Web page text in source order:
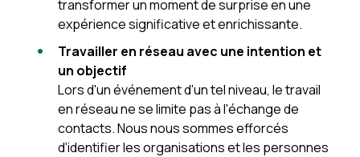
transformer un moment de surprise en une
expérience significative et enrichissante.
Travailler en réseau avec une intention et
un objectif
Lors d'un événement d'un tel niveau, le travail
en réseau ne se limite pas à l'échange de
contacts. Nous nous sommes efforcés
d'identifier les organisations et les personnes